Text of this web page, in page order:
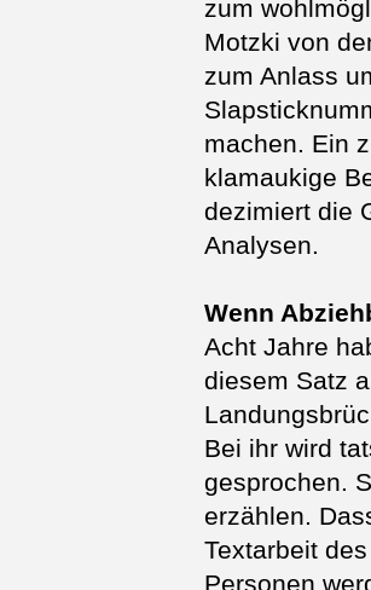
zum
Motzki von
zum Anlass
machen. Ein
klamaukige
dezimiert die
Analysen.
Wenn
Acht Jahre
diesem Satz
Bei ihr wird
gesprochen.
erzählen.
Textarbeit
Personen